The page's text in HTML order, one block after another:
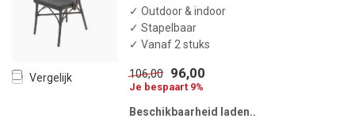
Vergelijk
✓ Outdoor & indoor
✓ Stapelbaar
✓ Vanaf 2 stuks
106,00 96,00
Je bespaart 9%
Beschikbaarheid laden..